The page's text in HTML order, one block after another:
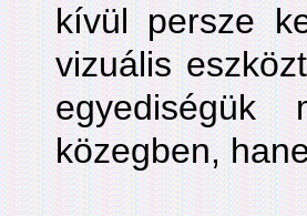
kívül persze
vizuális
közegben,